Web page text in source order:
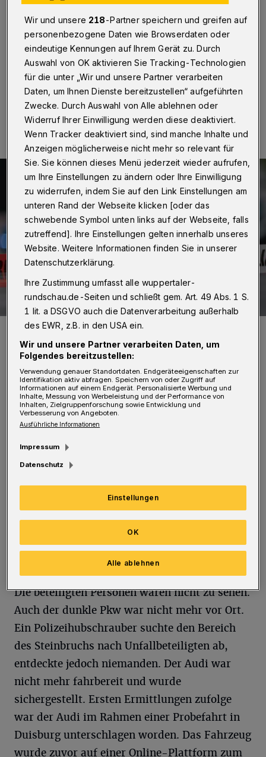
Ein mutmaßlich gestohlener Audi S5 ist am
Samstagnachmittag (25. Januar 2025) in Wuppertal-
Vohwinkel in einen Unfall verwickelt worden.
27.01.2025 , 12:52 Uhr Eine Minute Lesezeit
Symbolbild.
Foto: Christoph Petersen
E inem Fußgänger waren gegen 17 Uhr im
weißer Audi S5 und ein dunkles Fahrzeug
aufgefallen, die mit hoher Geschwindigkeit
unterwegs waren. Nachdem die Autos aus
seinem Sichtfeld verschwunden waren,
vernahm er einen Knall und entdeckte
anschließend den beschädigten weißen Audi
S5 auf Höhe der Brücke des Kieswerks.
Die beteiligten Personen waren nicht zu sehen.
Auch der dunkle Pkw war nicht mehr vor Ort.
Ein Polizeihubschrauber suchte den Bereich
des Steinbruchs nach Unfallbeteiligten ab,
entdeckte jedoch niemanden. Der Audi war
nicht mehr fahrbereit und wurde
sichergestellt. Ersten Ermittlungen zufolge
war der Audi im Rahmen einer Probefahrt in
Duisburg unterschlagen worden. Das Fahrzeug
wurde zuvor auf einer Online-Plattform zum
Wir und unsere 218-Partner speichern und greifen auf
personenbezogene Daten wie Browserdaten oder
eindeutige Kennungen auf Ihrem Gerät zu. Durch
Auswahl von OK aktivieren Sie Tracking-Technologien
für die unter „Wir und unsere Partner verarbeiten
Daten, um Ihnen Dienste bereitzustellen“ aufgeführten
Zwecke. Durch Auswahl von Alle ablehnen oder
Widerruf Ihrer Einwilligung werden diese deaktiviert.
Wenn Tracker deaktiviert sind, sind manche Inhalte und
Anzeigen möglicherweise nicht mehr so relevant für
Sie. Sie können dieses Menü jederzeit wieder aufrufen,
um Ihre Einstellungen zu ändern oder Ihre Einwilligung
zu widerrufen, indem Sie auf den Link Einstellungen am
unteren Rand der Webseite klicken [oder das
schwebende Symbol unten links auf der Webseite, falls
zutreffend]. Ihre Einstellungen gelten innerhalb unseres
Website. Weitere Informationen finden Sie in unserer
Datenschutzerklärung.
Ihre Zustimmung umfasst alle wuppertaler-
rundschau.de-Seiten und schließt gem. Art. 49 Abs. 1 S.
1 lit. a DSGVO auch die Datenverarbeitung außerhalb
des EWR, z.B. in den USA ein.
Wir und unsere Partner verarbeiten Daten, um
Folgendes bereitzustellen:
Verwendung genauer Standortdaten. Endgeräteeigenschaften zur
Identifikation aktiv abfragen. Speichern von oder Zugriff auf
Informationen auf einem Endgerät. Personalisierte Werbung und
Inhalte, Messung von Werbeleistung und der Performance von
Inhalten, Zielgruppenforschung sowie Entwicklung und
Verbesserung von Angeboten.
Ausführliche Informationen
Impressum
Datenschutz
Einstellungen
Alle ablehnen
OK